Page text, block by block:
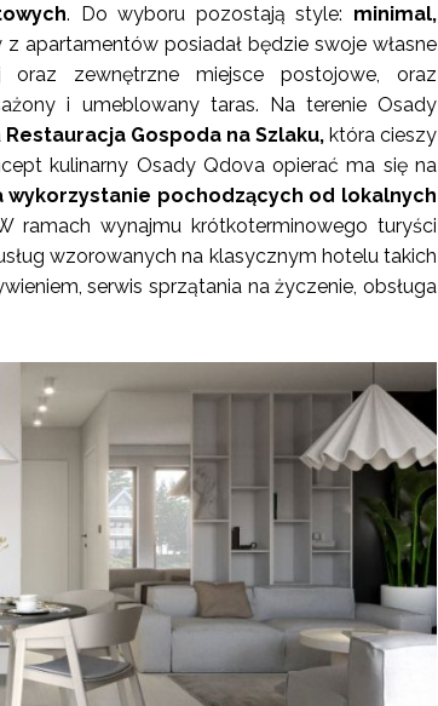
. Do wyboru pozostają style: minimal,
z apartamentów posiadał będzie swoje własne
zewnętrzne miejsce postojowe, oraz
i umeblowany taras. Na terenie Osady
Restauracja Gospoda na Szlaku, która cieszy
kulinarny Osady Qdova opierać ma się na
wykorzystanie pochodzących od lokalnych
ramach wynajmu krótkoterminowego turyści
wzorowanych na klasycznym hotelu takich
serwis sprzątania na życzenie, obsługa